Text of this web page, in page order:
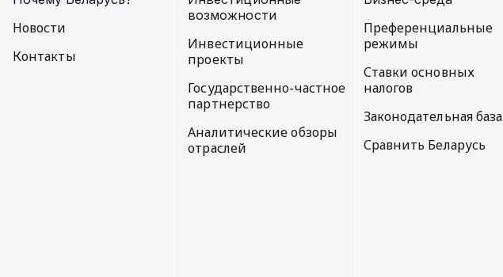
Новости
Контакты
возможности
Инвестиционные
проекты
Государственно-частное
партнерство
Аналитические обзоры
отраслей
Преференциальные
режимы
Ставки основных
налогов
Законодательная база
Сравнить Беларусь